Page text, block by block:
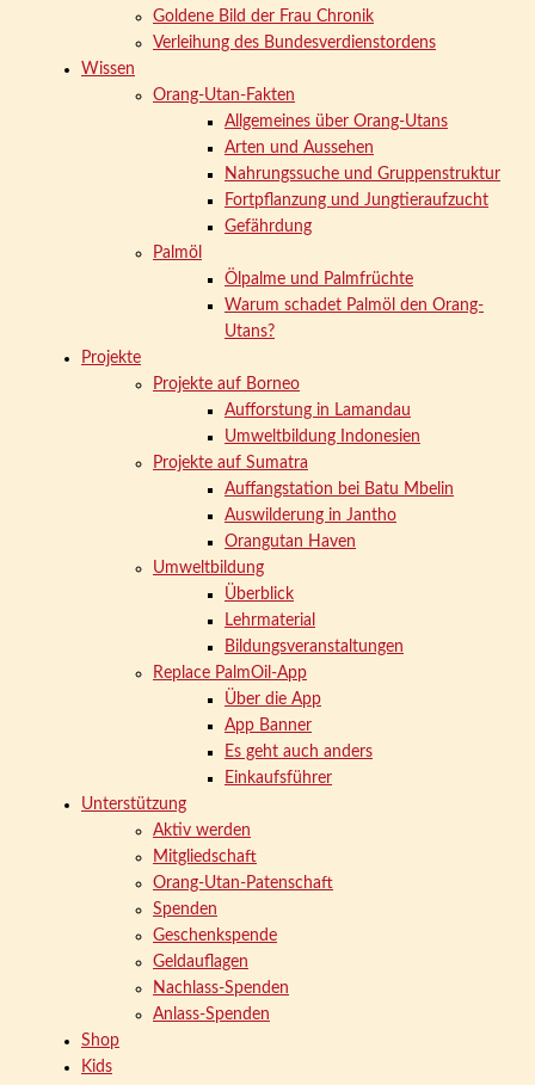
Goldene Bild der Frau Chronik
Verleihung des Bundesverdienstordens
Wissen
Orang-Utan-Fakten
Allgemeines über Orang-Utans
Arten und Aussehen
Nahrungssuche und Gruppenstruktur
Fortpflanzung und Jungtieraufzucht
Gefährdung
Palmöl
Ölpalme und Palmfrüchte
Warum schadet Palmöl den Orang-
Utans?
Projekte
Projekte auf Borneo
Aufforstung in Lamandau
Umweltbildung Indonesien
Projekte auf Sumatra
Auffangstation bei Batu Mbelin
Auswilderung in Jantho
Orangutan Haven
Umweltbildung
Überblick
Lehrmaterial
Bildungsveranstaltungen
Replace PalmOil-App
Über die App
App Banner
Es geht auch anders
Einkaufsführer
Unterstützung
Aktiv werden
Mitgliedschaft
Orang-Utan-Patenschaft
Spenden
Geschenkspende
Geldauflagen
Nachlass-Spenden
Anlass-Spenden
Shop
Kids